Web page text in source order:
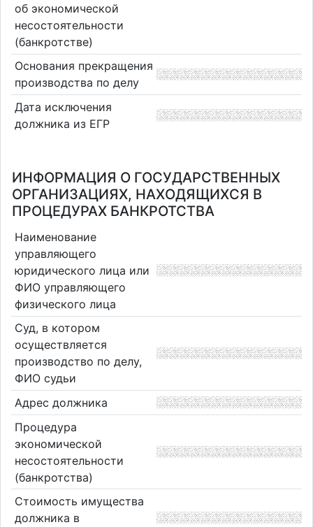
об экономической
несостоятельности
(банкротстве)
Основания прекращения
производства по делу
Дата исключения
должника из ЕГР
ИНФОРМАЦИЯ О ГОСУДАРСТВЕННЫХ
ОРГАНИЗАЦИЯХ, НАХОДЯЩИХСЯ В
ПРОЦЕДУРАХ БАНКРОТСТВА
Наименование
управляющего
юридического лица или
ФИО управляющего
физического лица
Суд, в котором
осуществляется
производство по делу,
ФИО судьи
Адрес должника
Процедура
экономической
несостоятельности
(банкротства)
Стоимость имущества
должника в